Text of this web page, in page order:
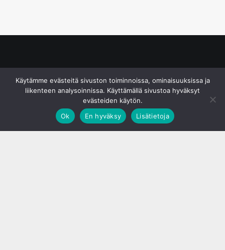
Käytämme evästeitä sivuston toiminnoissa, ominaisuuksissa ja
liikenteen analysoinnissa. Käyttämällä sivustoa hyväksyt
evästeiden käytön.
Ok
En hyväksy Lisätietoja